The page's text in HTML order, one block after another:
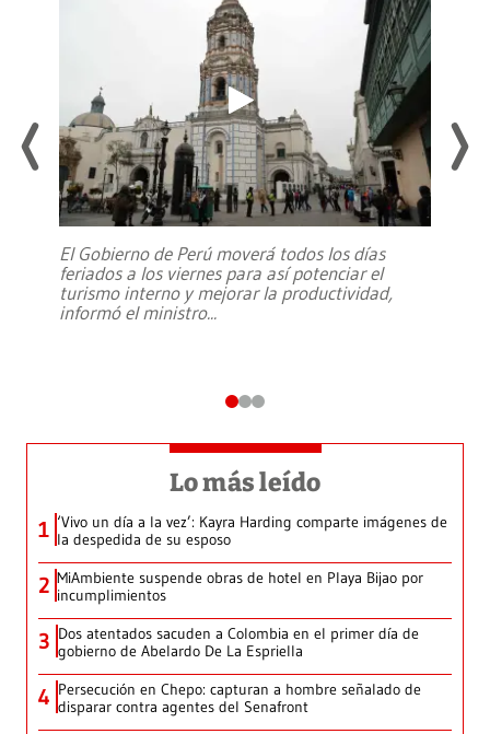
El Gobierno de Perú moverá todos los días
feriados a los viernes para así potenciar el
turismo interno y mejorar la productividad,
informó el ministro...
Lo más leído
1 ‘Vivo un día a la vez’: Kayra Harding comparte imágenes de
la despedida de su esposo
2 MiAmbiente suspende obras de hotel en Playa Bijao por
incumplimientos
3 Dos atentados sacuden a Colombia en el primer día de
gobierno de Abelardo De La Espriella
4 Persecución en Chepo: capturan a hombre señalado de
disparar contra agentes del Senafront